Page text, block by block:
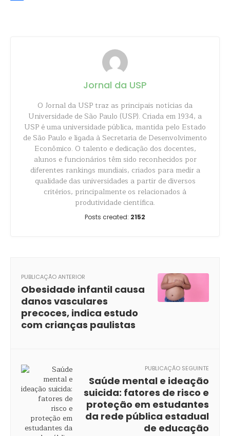
Jornal da USP
O Jornal da USP traz as principais notícias da
Universidade de São Paulo (USP). Criada em 1934, a
USP é uma universidade pública, mantida pelo Estado
de São Paulo e ligada à Secretaria de Desenvolvimento
Econômico. O talento e dedicação dos docentes,
alunos e funcionários têm sido reconhecidos por
diferentes rankings mundiais, criados para medir a
qualidade das universidades a partir de diversos
critérios, principalmente os relacionados à
produtividade científica.
Posts created: 2152
PUBLICAÇÃO ANTERIOR
Obesidade infantil causa
danos vasculares
precoces, indica estudo
com crianças paulistas
PUBLICAÇÃO SEGUINTE
Saúde mental e ideação
suicida: fatores de risco e
proteção em estudantes
da rede pública estadual
de educação